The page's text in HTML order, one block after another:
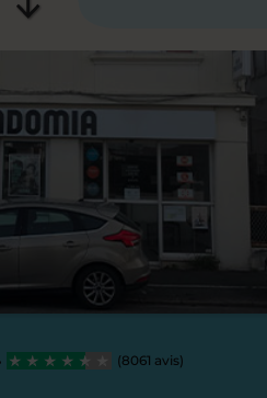
(8061 avis)